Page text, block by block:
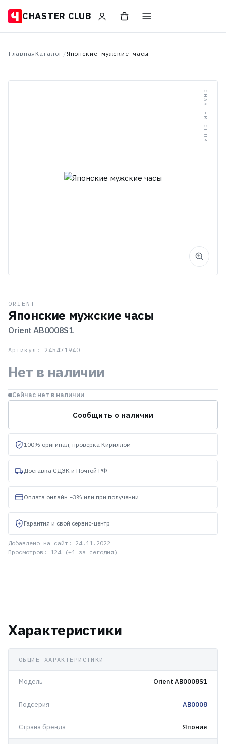
CHASTER CLUB
Главная Каталог /Японские мужские часы
CHASTER CLUB
ORIENT
Японские мужские часы
OrientAB0008S1
Артикул: 245471940
Нет в наличии
Сейчас нет в наличии
Сообщить о наличии
100% оригинал, проверка Кириллом
Доставка СДЭК и Почтой РФ
Оплата онлайн −3% или при получении
Гарантия и свой сервис-центр
Добавлено на сайт: 24.11.2022
Просмотров: 124 (+1 за сегодня)
Характеристики
ОБЩИЕ ХАРАКТЕРИСТИКИ
Модель Orient AB0008S1
Подсерия AB0008
Страна бренда Япония